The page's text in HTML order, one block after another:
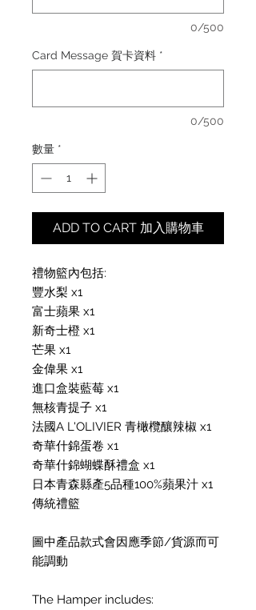
0/500
Card Message 賀卡資料 *
0/500
數量 *
ADD TO CART 加入購物車
禮物籃內包括:
豐水梨 x1
富士蘋果 x1
新奇士橙 x1
芒果 x1
金偉果 x1
進口盒裝藍莓 x1
無核青提子 x1
法國A L'OLIVIER 青橄欖釀辣椒 x1
奇華什錦蛋卷 x1
奇華什錦蝴蝶酥禮盒 x1
日本青森縣產5品種100%蘋果汁 x1
傳統禮籃
圖中產品款式會因應季節/貨源而可
能調動
The Hamper includes: